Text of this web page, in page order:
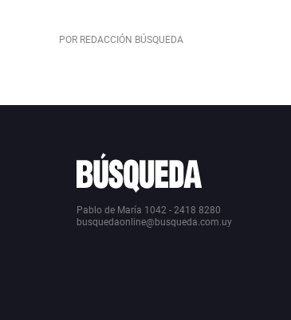
POR REDACCIÓN BÚSQUEDA
Pablo de María 1042 - 2418 8280
busquedaonline@busqueda.com.uy